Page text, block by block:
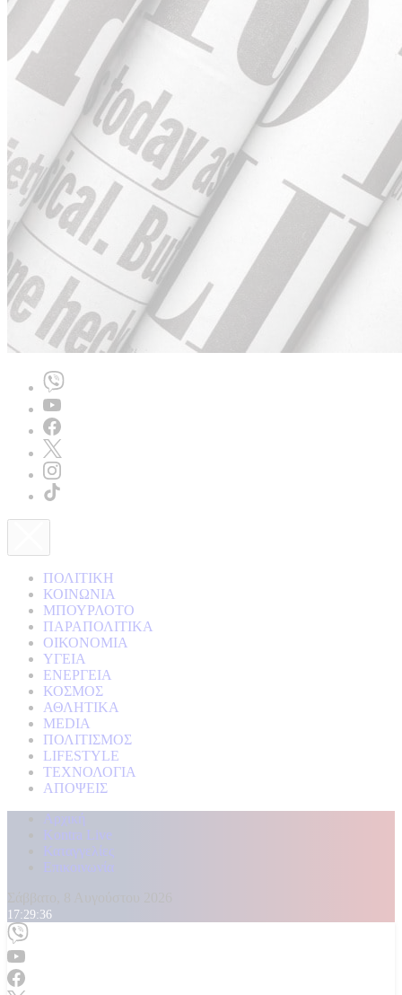
ΠΟΛΙΤΙΚΗ
ΚΟΙΝΩΝΙΑ
ΜΠΟΥΡΛΟΤΟ
ΠΑΡΑΠΟΛΙΤΙΚΑ
ΟΙΚΟΝΟΜΙΑ
ΥΓΕΙΑ
ΕΝΕΡΓΕΙΑ
ΚΟΣΜΟΣ
ΑΘΛΗΤΙΚΑ
MEDIA
ΠΟΛΙΤΙΣΜΟΣ
LIFESTYLE
ΤΕΧΝΟΛΟΓΙΑ
ΑΠΟΨΕΙΣ
Αρχική
Kontra Live
Καταγγελίες
Επικοινωνία
17:29:38